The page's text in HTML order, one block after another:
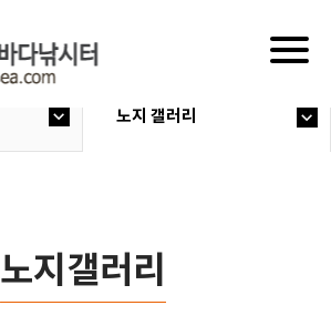
노지 갤러리
노지갤러리